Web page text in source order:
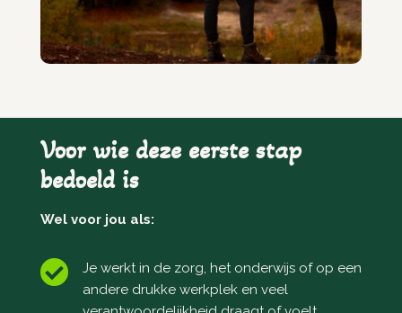
Voor wie deze eerste stap
bedoeld is
Wel voor jou als:

Je werkt in de zorg, het onderwijs of op een
andere drukke werkplek en veel